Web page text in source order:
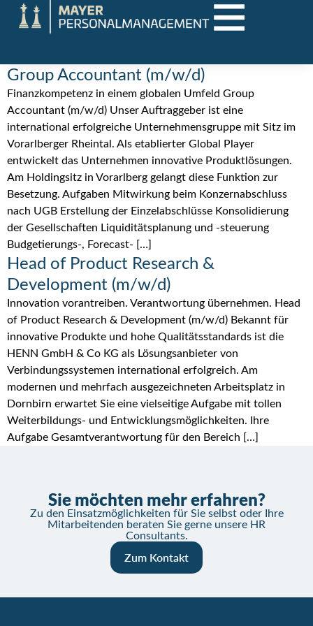
Group Accountant (m/w/d)
Finanzkompetenz in einem globalen Umfeld Group
Accountant (m/w/d) Unser Auftraggeber ist eine
international erfolgreiche Unternehmensgruppe mit Sitz im
Vorarlberger Rheintal. Als etablierter Global Player
entwickelt das Unternehmen innovative Produktlösungen.
Am Holdingsitz in Vorarlberg gelangt diese Funktion zur
Besetzung. Aufgaben Mitwirkung beim Konzernabschluss
nach UGB Erstellung der Einzelabschlüsse Konsolidierung
der Gesellschaften Liquiditätsplanung und -steuerung
Budgetierungs-, Forecast- […]
Head of Product Research &
Development (m/w/d)
Innovation vorantreiben. Verantwortung übernehmen. Head
of Product Research & Development (m/w/d) Bekannt für
innovative Produkte und hohe Qualitätsstandards ist die
HENN GmbH & Co KG als Lösungsanbieter von
Verbindungssystemen international erfolgreich. Am
modernen und mehrfach ausgezeichneten Arbeitsplatz in
Dornbirn erwartet Sie eine vielseitige Aufgabe mit tollen
Weiterbildungs- und Entwicklungsmöglichkeiten. Ihre
Aufgabe Gesamtverantwortung für den Bereich […]
Sie möchten mehr erfahren?
Zu den Einsatzmöglichkeiten für Sie selbst oder Ihre
Mitarbeitenden beraten Sie gerne unsere HR
Consultants.
Zum Kontakt